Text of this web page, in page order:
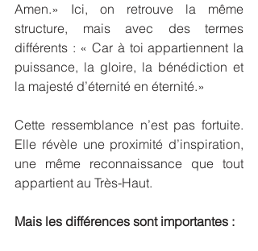
Amen.» Ici, on retrouve la même
structure, mais avec des termes
différents : « Car à toi appartiennent la
puissance, la gloire, la bénédiction et
la majesté d’éternité en éternité.»
Cette ressemblance n’est pas fortuite.
Elle révèle une proximité d’inspiration,
une même reconnaissance que tout
appartient au Très-Haut.
Mais les différences sont importantes :